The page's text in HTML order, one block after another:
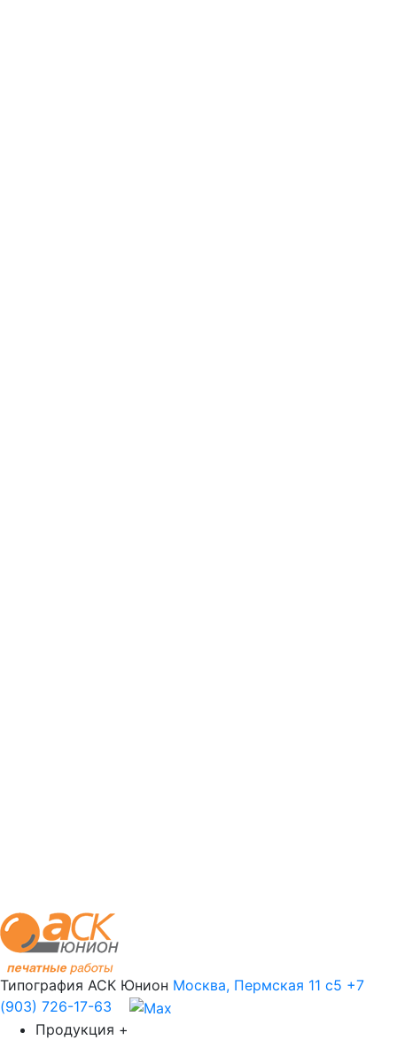
Типография АСК Юнион Москва, Пермская 11 с5 +7
(903) 726-17-63
Продукция +